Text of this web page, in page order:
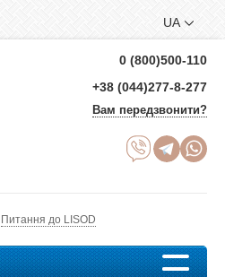
UA
0 (800)500-110
+38 (044)277-8-277
Вам передзвонити?
Питання до LISOD